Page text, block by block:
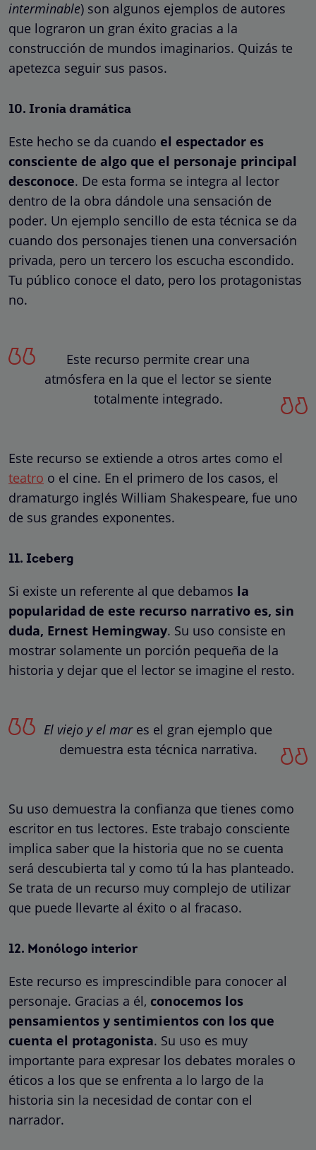
interminable) son algunos ejemplos de autores
que lograron un gran éxito gracias a la
construcción de mundos imaginarios. Quizás te
apetezca seguir sus pasos.
10. Ironía dramática
Este hecho se da cuando el espectador es
consciente de algo que el personaje principal
desconoce. De esta forma se integra al lector
dentro de la obra dándole una sensación de
poder. Un ejemplo sencillo de esta técnica se da
cuando dos personajes tienen una conversación
privada, pero un tercero los escucha escondido.
Tu público conoce el dato, pero los protagonistas
no.
Este recurso permite crear una
atmósfera en la que el lector se siente
totalmente integrado.
Este recurso se extiende a otros artes como el
teatro o el cine. En el primero de los casos, el
dramaturgo inglés William Shakespeare, fue uno
de sus grandes exponentes.
11. Iceberg
Si existe un referente al que debamos la
popularidad de este recurso narrativo es, sin
duda, Ernest Hemingway. Su uso consiste en
mostrar solamente un porción pequeña de la
historia y dejar que el lector se imagine el resto.
El viejo y el mares el gran ejemplo que
demuestra esta técnica narrativa.
Su uso demuestra la confianza que tienes como
escritor en tus lectores. Este trabajo consciente
implica saber que la historia que no se cuenta
será descubierta tal y como tú la has planteado.
Se trata de un recurso muy complejo de utilizar
que puede llevarte al éxito o al fracaso.
12. Monólogo interior
Este recurso es imprescindible para conocer al
personaje. Gracias a él, conocemos los
pensamientos y sentimientos con los que
cuenta el protagonista. Su uso es muy
importante para expresar los debates morales o
éticos a los que se enfrenta a lo largo de la
historia sin la necesidad de contar con el
narrador.